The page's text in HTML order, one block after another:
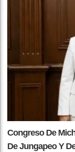
Congreso De
De Jungapeo Y